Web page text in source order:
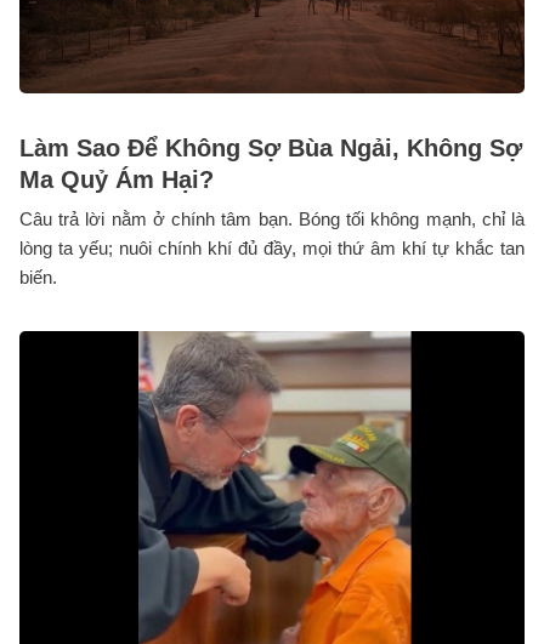
Làm Sao Để Không Sợ Bùa Ngải, Không Sợ
Ma Quỷ Ám Hại?
Câu trả lời nằm ở chính tâm bạn. Bóng tối không mạnh, chỉ là
lòng ta yếu; nuôi chính khí đủ đầy, mọi thứ âm khí tự khắc tan
biến.